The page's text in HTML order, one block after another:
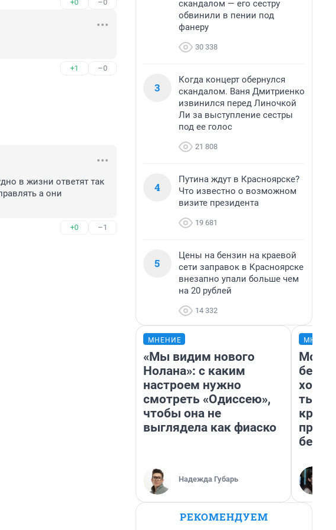
+0 –0
+1 –0
в жизни ответят так
а они
+0 –1
скандалом — его сестру
обвинили в пении под
фанеру
30 338
3
Когда концерт обернулся
скандалом. Ваня Дмитриенко
извинился перед Линочкой
Ли за выступление сестры
под ее голос
21 808
4
Путина ждут в Красноярске?
Что известно о возможном
визите президента
19 681
5
Цены на бензин на краевой
сети заправок в Красноярске
внезапно упали больше чем
на 20 рублей
14 332
МНЕНИЕ
«Мы видим нового
Нолана»: с каким
настроем нужно
смотреть «Одиссею»,
чтобы она не
выглядела как фиаско
Надежда Губарь
Мой
РЕКОМЕНДУЕМ